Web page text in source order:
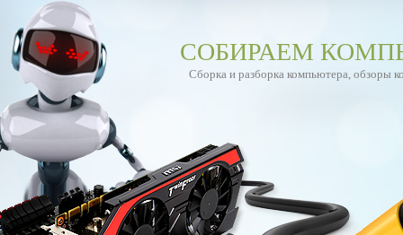
СОБИРАЕМ
Сборка и разборка компьютера, обзоры